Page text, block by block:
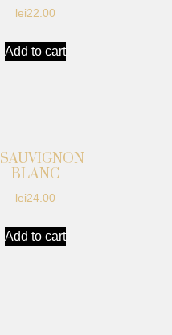
lei22.00
Add to cart
SAUVIGNON
BLANC
lei24.00
Add to cart